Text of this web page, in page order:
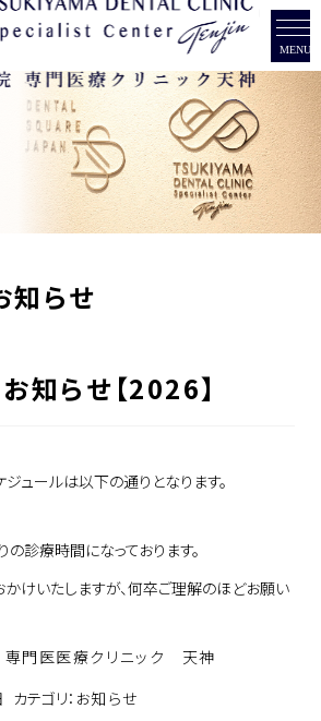
ウスピース型矯正)
知らせ
知らせ【2026】
ュールは以下の通りとなります。
診療時間になっております。
けいたしますが、何卒ご理解のほどお願い
門医医療クリニック 天神
カテゴリ： お知らせ